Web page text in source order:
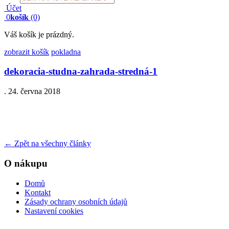
search
Účet
0košík (0)
Váš košík je prázdný.
zobrazit košík pokladna
dekoracia-studna-zahrada-stredná-1
. 24. června 2018
← Zpět na všechny články
O nákupu
Domů
Kontakt
Zásady ochrany osobních údajů
Nastavení cookies